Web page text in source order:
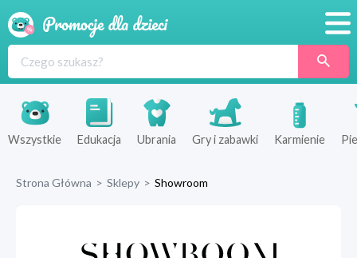
Produkty
Sklepy
Wszystkie Edukacja Ubrania Gry i zabawki Karmienie
Strona Główna > Sklepy > Showroom